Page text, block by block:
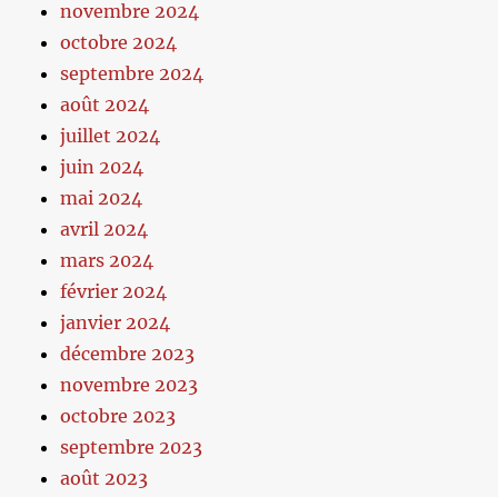
novembre 2024
octobre 2024
septembre 2024
août 2024
juillet 2024
juin 2024
mai 2024
avril 2024
mars 2024
février 2024
janvier 2024
décembre 2023
novembre 2023
octobre 2023
septembre 2023
août 2023